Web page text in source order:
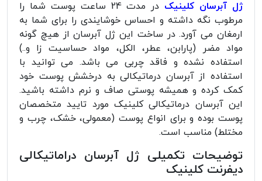
ژل آبرسان کلینیک
در مدت 24 ساعت پوست شما را
مرطوب نگه داشته و احساس خوشایندی را برای شما به
ارمغان می آورد. در ساخت این ژل آبرسان از هیچ گونه
مواد مضر (پارابن، عطر، الکل، مواد حساسیت زا و..)
استفاده نشده و فاقد چربی می باشد. می توانید با
استفاده از آبرسان درماتیکالی به درخشش پوست خود
کمک کرده و همیشه پوستی صاف و نرم داشته باشید.
این آبرسان درماتیکالی کلینیک مورد تایید متخصصان
پوست بوده و برای انواع پوست (معمولی، خشک، چرب و
مختلط) مناسب است.
توضیحات تکمیلی ژل آبرسان دراماتیکالی
دیفرنت کلینیک